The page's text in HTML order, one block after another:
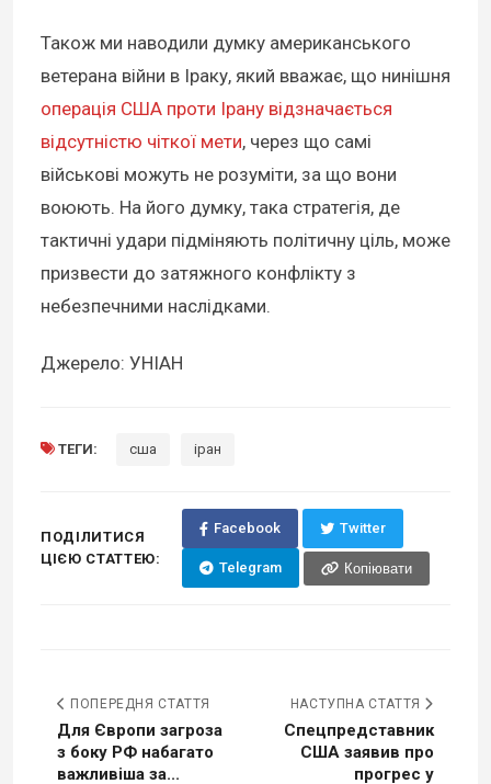
Також ми наводили думку американського
ветерана війни в Іраку, який вважає, що нинішня
операція США проти Ірану відзначається
відсутністю чіткої мети, через що самі
військові можуть не розуміти, за що вони
воюють. На його думку, така стратегія, де
тактичні удари підміняють політичну ціль, може
призвести до затяжного конфлікту з
небезпечними наслідками.
Джерело: УНІАН
ТЕГИ: сша іран
ПОДІЛИТИСЯ
ЦІЄЮ СТАТТЕЮ:
Facebook Twitter
Telegram Копіювати
ПОПЕРЕДНЯ СТАТТЯ
Для Європи загроза
з боку РФ набагато
важливіша за...
НАСТУПНА СТАТТЯ
Спецпредставник
США заявив про
прогрес у